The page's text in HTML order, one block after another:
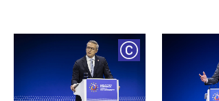
COPYRIGHT